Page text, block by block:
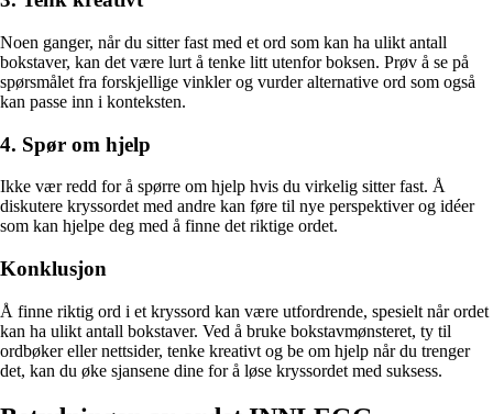
Noen ganger, når du sitter fast med et ord som kan ha ulikt antall
bokstaver, kan det være lurt å tenke litt utenfor boksen. Prøv å se på
spørsmålet fra forskjellige vinkler og vurder alternative ord som også
kan passe inn i konteksten.
4. Spør om hjelp
Ikke vær redd for å spørre om hjelp hvis du virkelig sitter fast. Å
diskutere kryssordet med andre kan føre til nye perspektiver og idéer
som kan hjelpe deg med å finne det riktige ordet.
Konklusjon
Å finne riktig ord i et kryssord kan være utfordrende, spesielt når ordet
kan ha ulikt antall bokstaver. Ved å bruke bokstavmønsteret, ty til
ordbøker eller nettsider, tenke kreativt og be om hjelp når du trenger
det, kan du øke sjansene dine for å løse kryssordet med suksess.